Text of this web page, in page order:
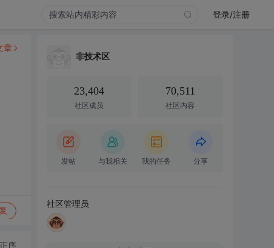
登录/注册
章
序
非技术区
23,404
社区成员
70,511
社区内容
发帖 与我相关 我的任务 分享
社区管理员